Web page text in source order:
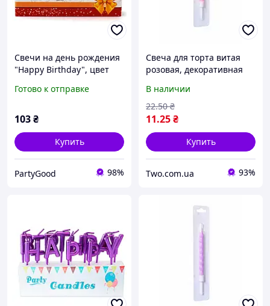
Свечи на день рождения
"Happy Birthday", цвет
Готово к отправке
103₴
Купить
PartyGood 98%
Свеча для торта витая
розовая, декоративная
держателем,
праздничная свеча на
день рождения для
украшения торта
В наличии
11.25₴
22.50 ₴
Купить
Two.com.ua 93%